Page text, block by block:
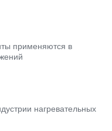
применяются в
нагревательных